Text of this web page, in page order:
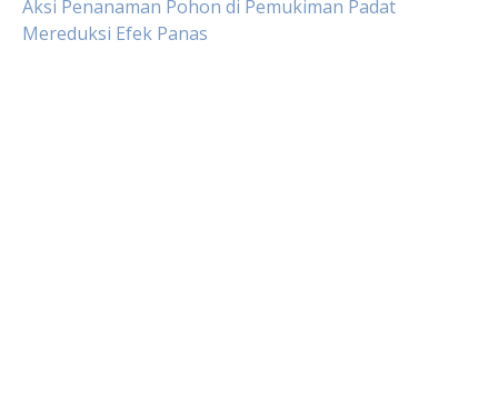
Aksi Penanaman Pohon di Pemukiman Padat
Mereduksi Efek Panas